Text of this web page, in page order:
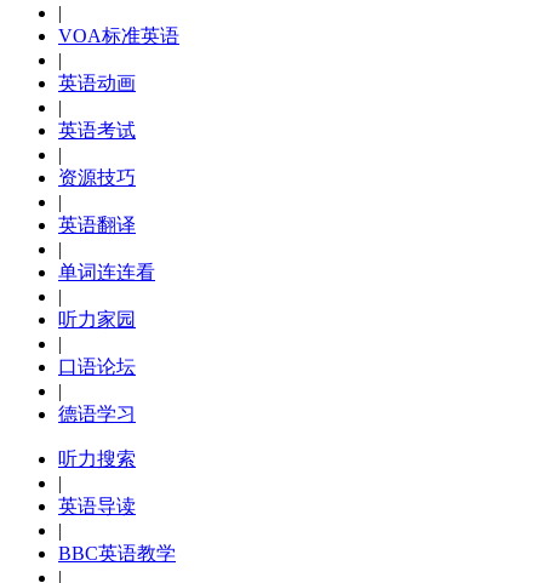
|
VOA标准英语
|
英语动画
|
英语考试
|
资源技巧
|
英语翻译
|
单词连连看
|
听力家园
|
口语论坛
|
德语学习
听力搜索
|
英语导读
|
BBC英语教学
|